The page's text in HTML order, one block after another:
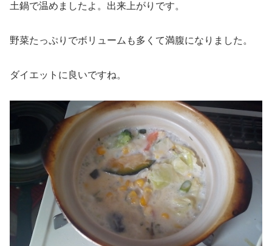
土鍋で温めましたよ。出来上がりです。
野菜たっぷりでボリュームも多くて満腹になりました。
ダイエットに良いですね。